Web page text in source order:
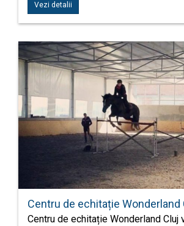
Vezi detalii
Centru de echitație Wonderland
Centru de echitație Wonderland Cluj